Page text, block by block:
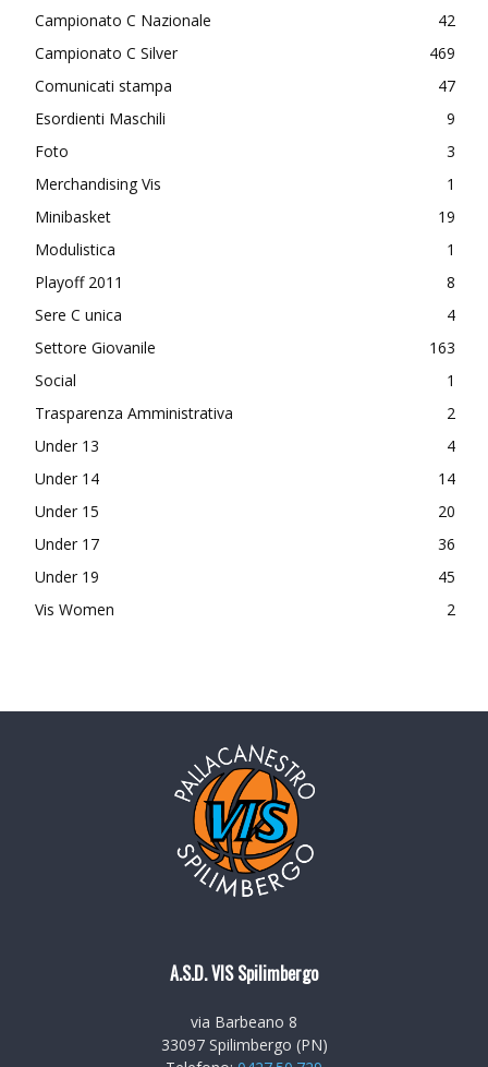
Campionato C Nazionale
42
Campionato C Silver
469
Comunicati stampa
47
Esordienti Maschili
9
Foto
3
Merchandising Vis
1
Minibasket
19
Modulistica
1
Playoff 2011
8
Sere C unica
4
Settore Giovanile
163
Social
1
Trasparenza Amministrativa
2
Under 13
4
Under 14
14
Under 15
20
Under 17
36
Under 19
45
Vis Women
2
A.S.D. VIS Spilimbergo
via Barbeano 8
33097 Spilimbergo (PN)